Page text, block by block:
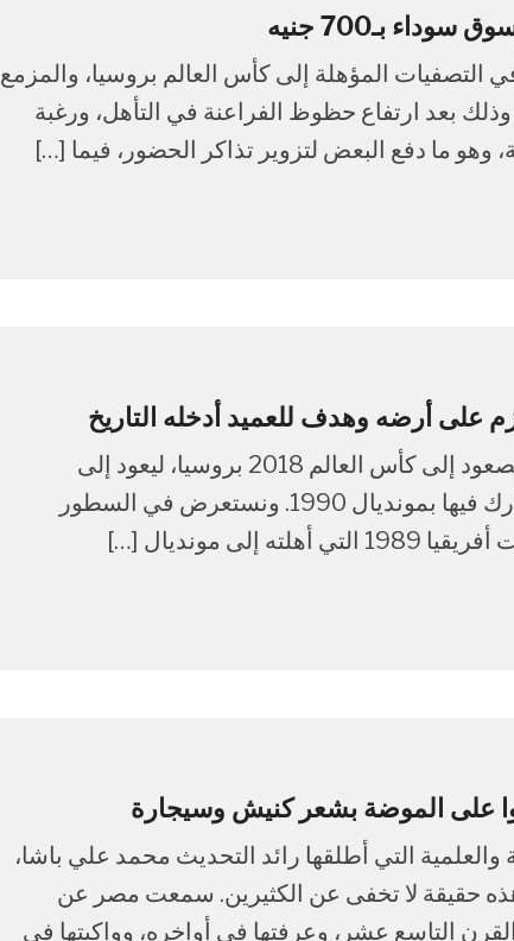
بـ700 جنيه
التصفيات المؤهلة إلى كأس العالم بروسيا، والمزمع
وذلك بعد ارتفاع حظوظ الفراعنة في التأهل، ورغبة
وهو ما دفع البعض لتزوير تذاكر الحضور، فيما […]
بات المنتخب المصري قاب قوسين أو أدنى من الصعود إلى كأس العالم 2018 بروسيا، ليعود إلى
المونديال بعد غياب دام 27 عاما، منذ آخر مرة شارك فيها بمونديال 1990. ونستعرض في السطور
مونديال […]
على الموضة بشعر كنيش وسيجارة
والعلمية التي أطلقها رائد التحديث محمد علي باشا،
حقيقة لا تخفى عن الكثيرين. سمعت مصر عن
التاسع عشر، وعرفتها في أواخره، وواكبتها في